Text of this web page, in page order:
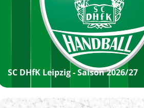
SC DHfK Leipzig - Saison 2026/27